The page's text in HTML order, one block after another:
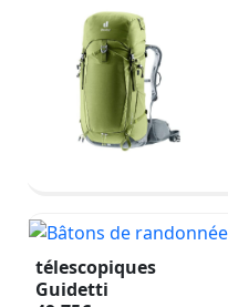
télescopiques
Guidetti